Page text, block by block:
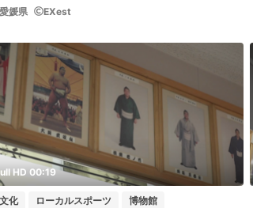
媛県 EXest
HD 00:19
文化 ローカルスポーツ 博物館